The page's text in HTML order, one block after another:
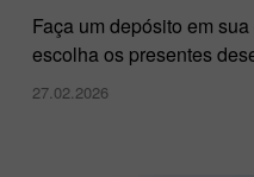
Faça um depósito em
escolha os presentes
27.02.2026